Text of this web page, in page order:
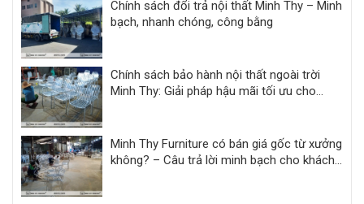
Chính sách đổi trả nội thất Minh Thy – Minh
bạch, nhanh chóng, công bằng
Chính sách bảo hành nội thất ngoài trời
Minh Thy: Giải pháp hậu mãi tối ưu cho
Minh Thy Furniture có bán giá gốc từ xưởng
không? – Câu trả lời minh bạch cho khách